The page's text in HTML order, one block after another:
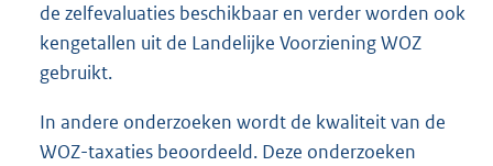
de zelfevaluaties beschikbaar en verder worden ook
kengetallen uit de Landelijke Voorziening WOZ
gebruikt.
In andere onderzoeken wordt de kwaliteit van de
WOZ-taxaties beoordeeld. Deze onderzoeken